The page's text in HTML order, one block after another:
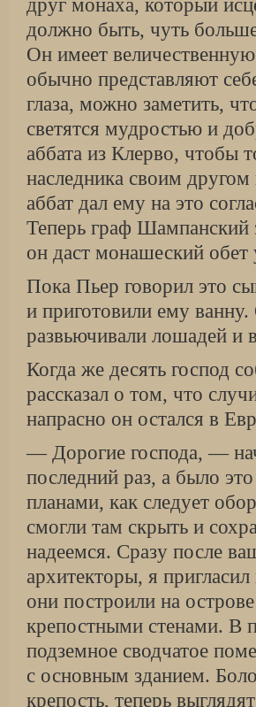
друг монаха, который
должно быть, чуть
Он имеет
обычно представляют
глаза, можно заметить,
светятся мудростью и
аббата из Клерво, чтобы
наследника своим
аббат дал ему на это
Теперь граф Шампанский
он даст монашеский обет
Пока Пьер говорил это
и приготовили ему
развьючивали лошадей и
Когда же десять господ
рассказал о том, что
напрасно он остался в
— Дорогие господа, —
последний раз, а было
планами, как следует
смогли там скрыть и
надеемся. Сразу после
архитекторы, я
они построили на
крепостными стенами. В
подземное сводчатое
с основным зданием.
крепость, теперь